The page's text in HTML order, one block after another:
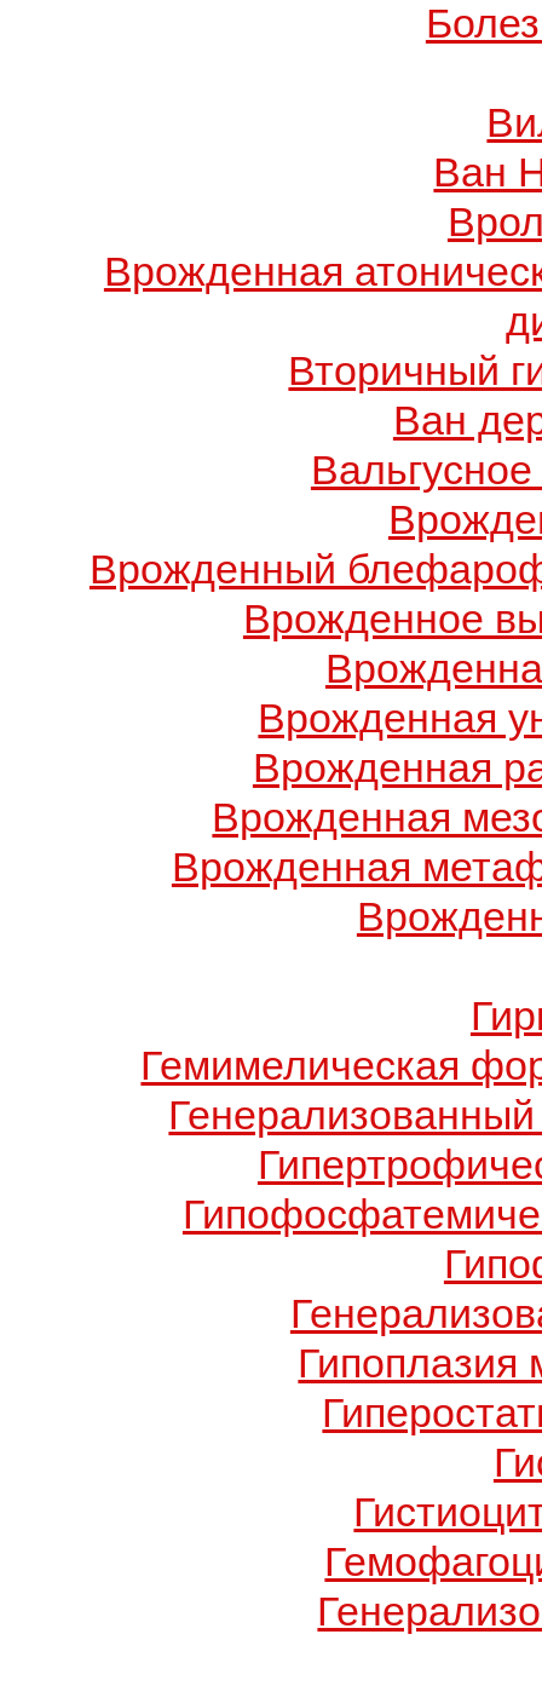
Ван
Врожденная
Вторичный
Ван
Врожденный
Врожденное
Врожденная
Врожденная
Врожденная
Врожденная
Гемимелическая
Гипоплазия